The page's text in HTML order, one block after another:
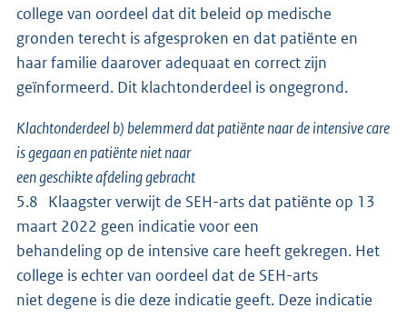
college van oordeel dat dit beleid op medische
gronden terecht is afgesproken en dat patiënte en
haar familie daarover adequaat en correct zijn
geïnformeerd. Dit klachtonderdeel is ongegrond.
Klachtonderdeel b) belemmerd dat patiënte naar de intensive care
is gegaan en patiënte niet naar
een geschikte afdeling gebracht
5.8 Klaagster verwijt de SEH-arts dat patiënte op 13
maart 2022 geen indicatie voor een
behandeling op de intensive care heeft gekregen. Het
college is echter van oordeel dat de SEH-arts
niet degene is die deze indicatie geeft. Deze indicatie